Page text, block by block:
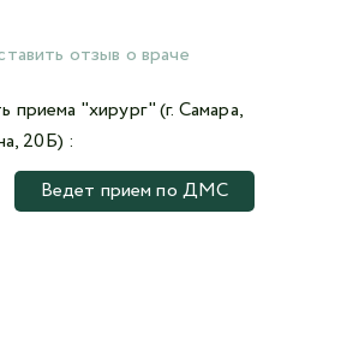
отзыв о враче
приема "хирург" (г. Самара,
20Б) :
Ведет прием по ДМС